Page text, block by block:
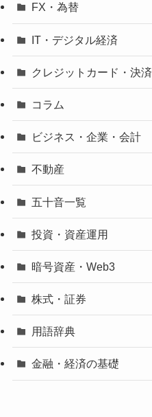
FX・為替
IT・デジタル経済
クレジットカード・決済
コラム
ビジネス・企業・会計
不動産
五十音一覧
投資・資産運用
暗号資産・Web3
株式・証券
用語辞典
金融・経済の基礎